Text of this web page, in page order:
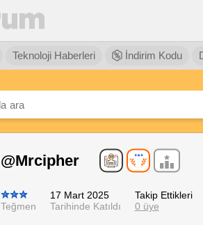
Teknoloji Haberleri İndirim Kodu
@Mrcipher
Teğmen
17 Mart 2025
Tarihinde Katıldı
Takip Ettikleri
0 üye